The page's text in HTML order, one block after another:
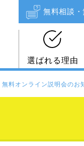
無料相談
選ばれる理由
無料オンライン説明会のお